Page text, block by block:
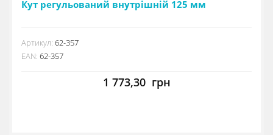
Кут регульований внутрішній 125 мм
Артикул: 62-357
EAN: 62-357
1 773,30грн